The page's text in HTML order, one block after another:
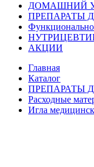
ДОМАШНИЙ
ПРЕПАРАТЫ
АКЦИИ
Главная
Каталог
ПРЕПАРАТЫ
Расходные
Игла